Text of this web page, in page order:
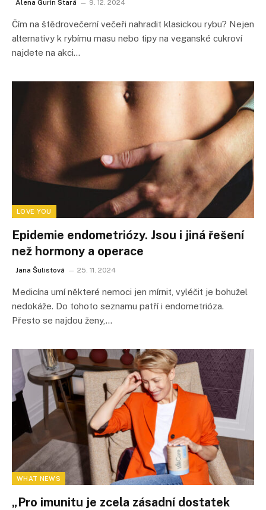
Alena Gurin Stará 9. 12. 2024
Čím na štědrovečerní večeři nahradit klasickou rybu? Nejen
alternativy k rybímu masu nebo tipy na veganské cukroví
najdete na akci…
LOVE YOU
Epidemie endometriózy. Jsou i jiná řešení
než hormony a operace
Jana Šulistová 25. 11. 2024
Medicína umí některé nemoci jen mírnit, vyléčit je bohužel
nedokáže. Do tohoto seznamu patří i endometrióza.
Přesto se najdou ženy,…
WHAT NEWS
„Pro imunitu je zcela zásadní dostatek